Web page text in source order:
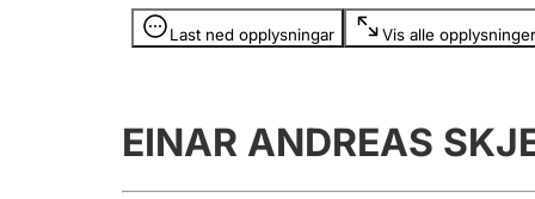
Last ned opplysningar Vis alle opplysninger
Opplysninger er skjult
EINAR ANDREAS